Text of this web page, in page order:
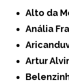
Alto da
Anália
Artur